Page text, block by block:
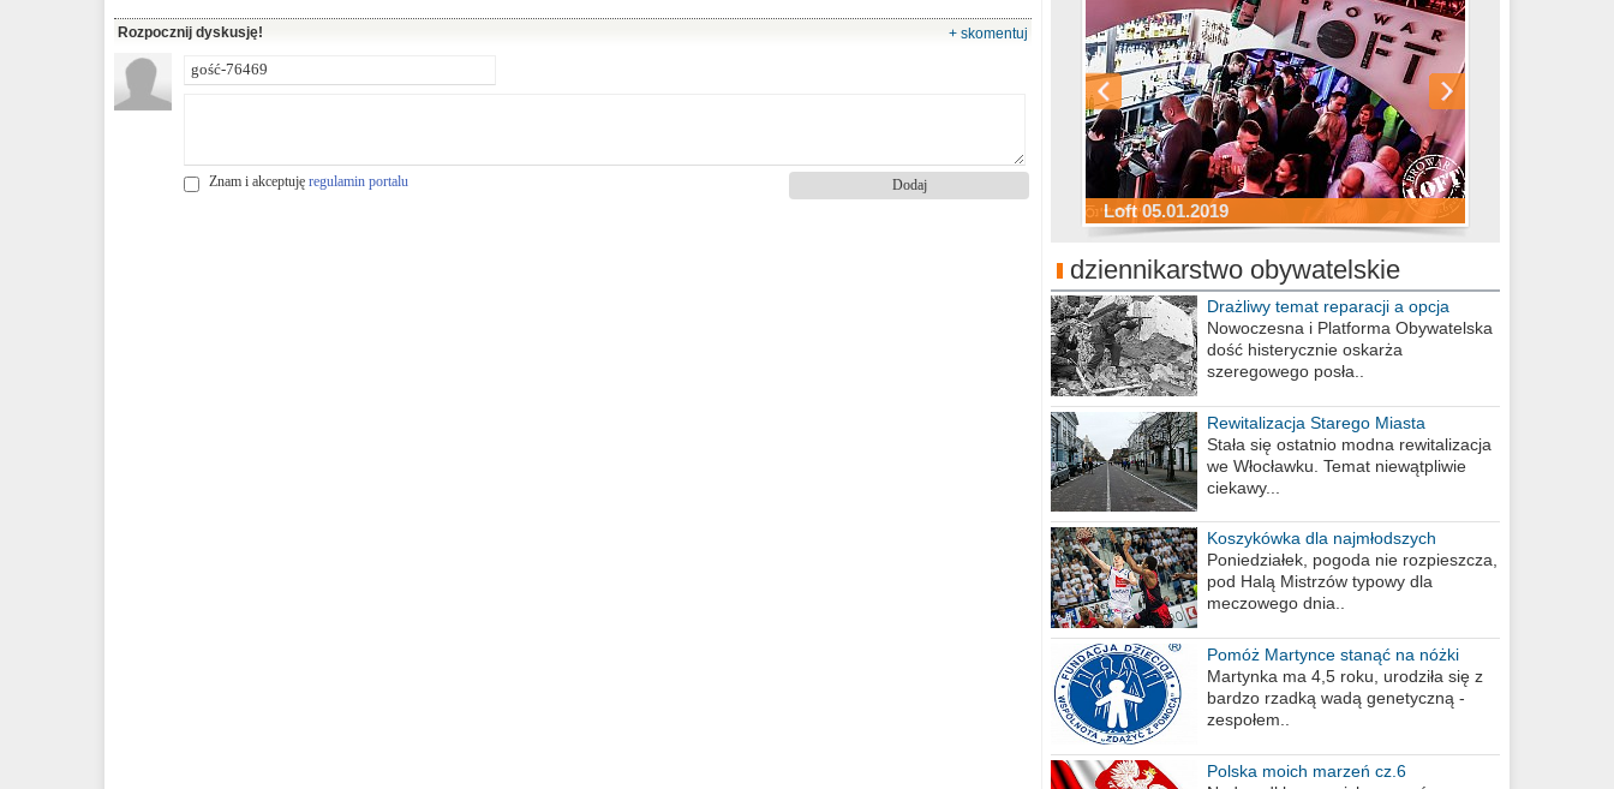
Rozpocznij dyskusję! + skomentuj
Znam i akceptuję regulamin portalu
Loft 05.01.2019
Sylwester Podgrodzie 31.12.2018
Sylwester Pensjonat Michelin 31.12.2018
dziennikarstwo obywatelskie
Drażliwy temat reparacji a opcja
berlińska
Nowoczesna i Platforma Obywatelska
dość histerycznie oskarża
szeregowego posła..
Rewitalizacja Starego Miasta
Stała się ostatnio modna rewitalizacja
we Włocławku. Temat niewątpliwie
ciekawy...
Koszykówka dla najmłodszych
Poniedziałek, pogoda nie rozpieszcza,
pod Halą Mistrzów typowy dla
meczowego dnia..
Pomóż Martynce stanąć na nóżki
Martynka ma 4,5 roku, urodziła się z
bardzo rzadką wadą genetyczną -
zespołem..
Polska moich marzeń cz.6